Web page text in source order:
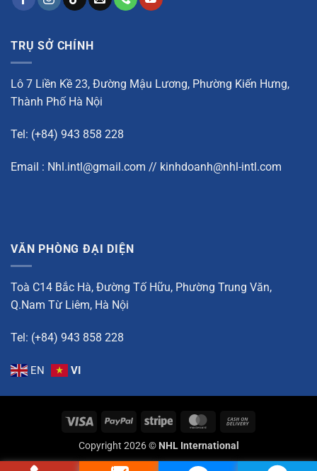
TRỤ SỞ CHÍNH
Lô 7 Liền Kề 23, Đường Mậu Lương, Phường Kiến Hưng,
Thành Phố Hà Nội
Tel: (+84) 943 858 228
Email : Nhl.intl@gmail.com // kinhdoanh@nhl-intl.com
VĂN PHÒNG ĐẠI DIỆN
Toà C14 Bắc Hà, Đường Tố Hữu, Phường Trung Văn,
Q.Nam Từ Liêm, Hà Nội
Tel: (+84) 943 858 228
EN VI
Visa PayPal Stripe MasterCard
Copyright 2026 © NHL International